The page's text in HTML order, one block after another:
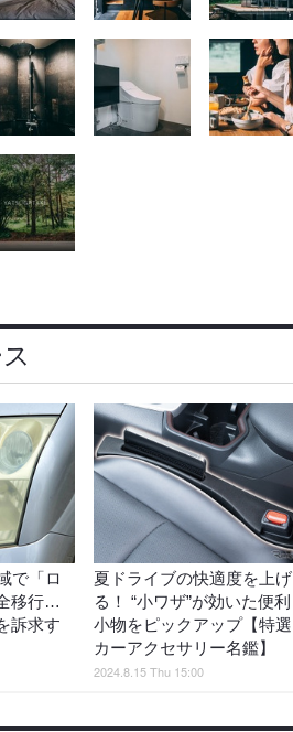
で「ロ
移行…
訴求す
夏ドライブの快適度を上げ
る！ “小ワザ”が効いた便利
小物をピックアップ【特選
カーアクセサリー名鑑】
2024.8.15 Thu 15:00